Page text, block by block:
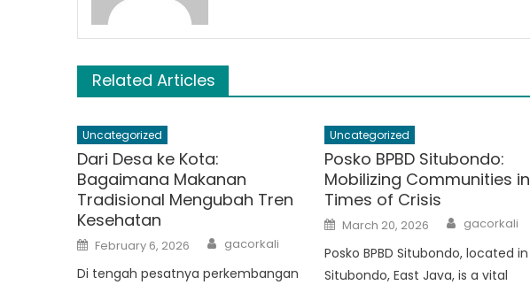
Related Articles
Uncategorized
Dari Desa ke Kota:
Bagaimana Makanan
Tradisional Mengubah Tren
Kesehatan
Posted
on
February 6, 2026 Author
gacorkali
Di tengah pesatnya perkembangan
Uncategorized
Posko BPBD Situbondo:
Mobilizing Communities in
Times of Crisis
Posted
on
March 20, 2026 Author
gacorkali
Posko BPBD Situbondo, located in
Situbondo, East Java, is a vital